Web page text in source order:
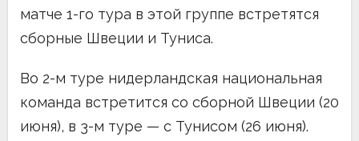
матче 1-го тура в этой группе встретятся
сборные Швеции и Туниса.
Во 2-м туре нидерландская национальная
команда встретится со сборной Швеции (20
июня), в 3-м туре — с Тунисом (26 июня).